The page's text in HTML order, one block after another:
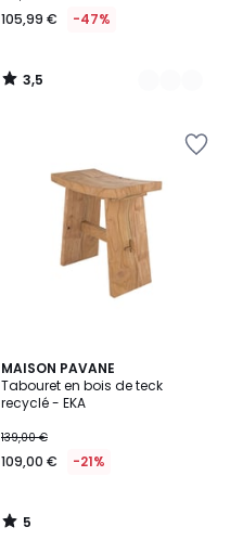
105,99 € -47%
3,5
/
MAISON PAVANE
Tabouret en bois de teck
recyclé - EKA
139,00 €
109,00 € -21%
5
/
5
5
/